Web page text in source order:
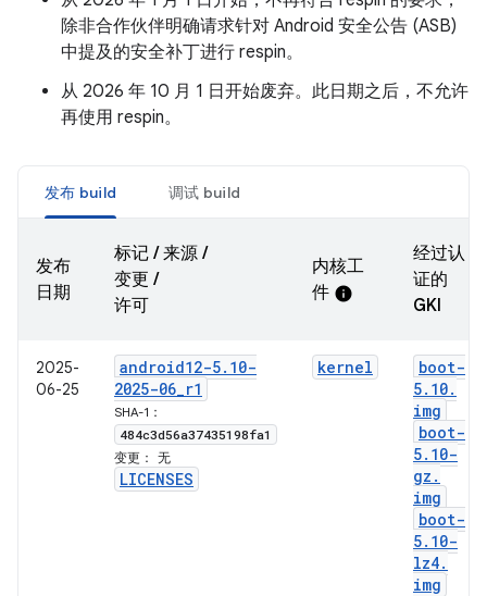
除非合作伙伴明确请求针对 Android 安全公告 (ASB)
中提及的安全补丁进行 respin。
从 2026 年 10 月 1 日开始废弃。此日期之后，不允许
再使用 respin。
发布 build 调试 build
发布
日期
标记 / 来源 /
变更 /
许可
内核工
件 info
经过认
证的
GKI
2025-
06-25
android12-5. 10-
2025-06_r1
SHA-1：
484c3d56a37435198fa1
变更： 无
LICENSES
kernel
boot-
5. 10.
img
boot-
5. 10-
gz .
img
boot-
5. 10-
lz4.
img